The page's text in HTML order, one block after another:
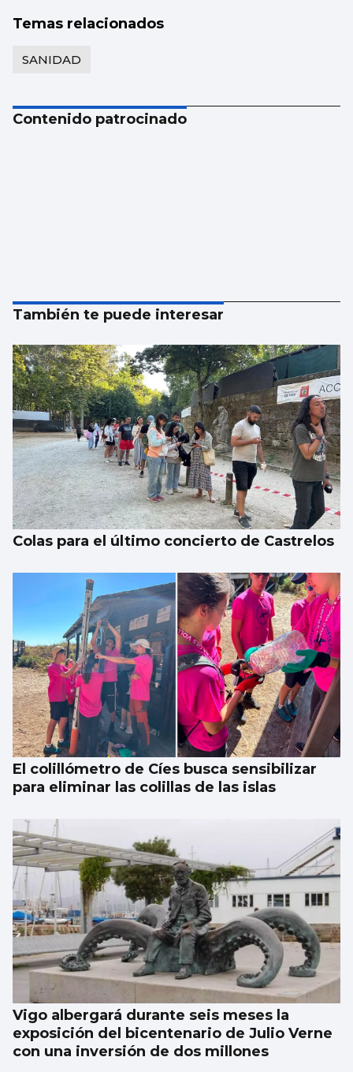
Temas relacionados
SANIDAD
Contenido patrocinado
También te puede interesar
Colas para el último concierto de Castrelos
El colillómetro de Cíes busca sensibilizar
para eliminar las colillas de las islas
Vigo albergará durante seis meses la
exposición del bicentenario de Julio Verne
con una inversión de dos millones